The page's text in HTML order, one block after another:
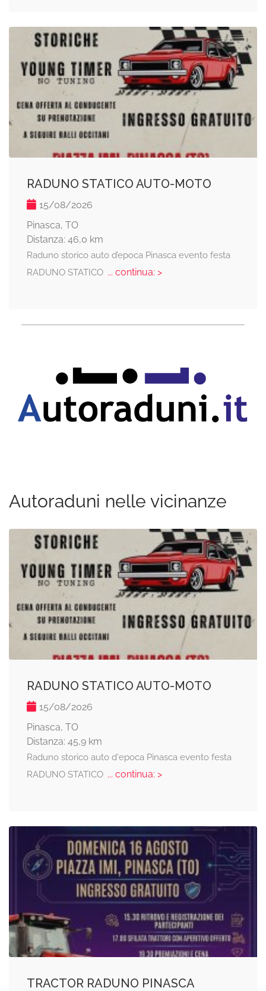
RADUNO STATICO AUTO-MOTO
15/08/2026
Pinasca, TO
Distanza: 46,0 km
Raduno storico auto d’epoca Pinasca evento festa
RADUNO STATICO... continua: >
Autoraduni nelle vicinanze
RADUNO STATICO AUTO-MOTO
15/08/2026
Pinasca, TO
Distanza: 45,9 km
Raduno storico auto d'epoca Pinasca evento festa
RADUNO STATICO... continua: >
TRACTOR RADUNO PINASCA